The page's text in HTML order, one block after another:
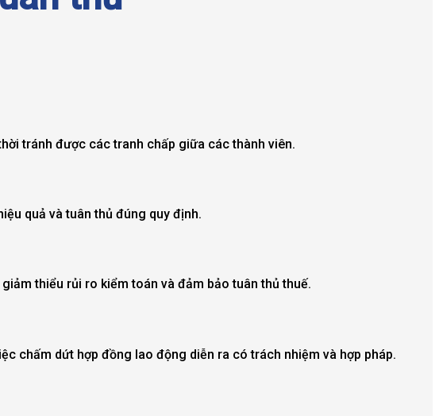
tránh được các tranh chấp giữa các thành viên.
quả và tuân thủ đúng quy định.
thiểu rủi ro kiểm toán và đảm bảo tuân thủ thuế.
chấm dứt hợp đồng lao động diễn ra có trách nhiệm và hợp pháp.